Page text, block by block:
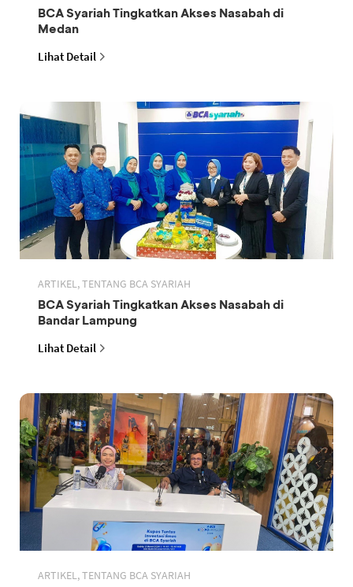
BCA Syariah Tingkatkan Akses Nasabah di
Medan
Lihat Detail
ARTIKEL, TENTANG BCA SYARIAH
BCA Syariah Tingkatkan Akses Nasabah di
Bandar Lampung
Lihat Detail
ARTIKEL, TENTANG BCA SYARIAH